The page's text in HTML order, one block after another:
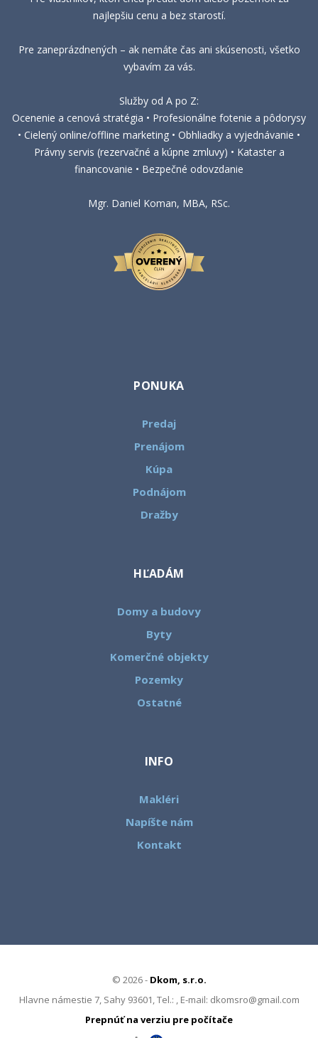
najlepšiu cenu a bez starostí.
Pre zaneprázdnených – ak nemáte čas ani skúsenosti, všetko
vybavím za vás.
Služby od A po Z:
Ocenenie a cenová stratégia • Profesionálne fotenie a pôdorysy
• Cielený online/offline marketing • Obhliadky a vyjednávanie •
Právny servis (rezervačné a kúpne zmluvy) • Kataster a
financovanie • Bezpečné odovzdanie
Mgr. Daniel Koman, MBA, RSc.
PONUKA
Predaj
Prenájom
Kúpa
Podnájom
Dražby
HĽADÁM
Domy a budovy
Byty
Komerčné objekty
Pozemky
Ostatné
INFO
Makléri
Napíšte nám
Kontakt
© 2026 - Dkom, s.r.o.
Hlavne námestie 7, Sahy 93601, Tel.: , E-mail: dkomsro@gmail.com
Prepnúť na verziu pre počítače